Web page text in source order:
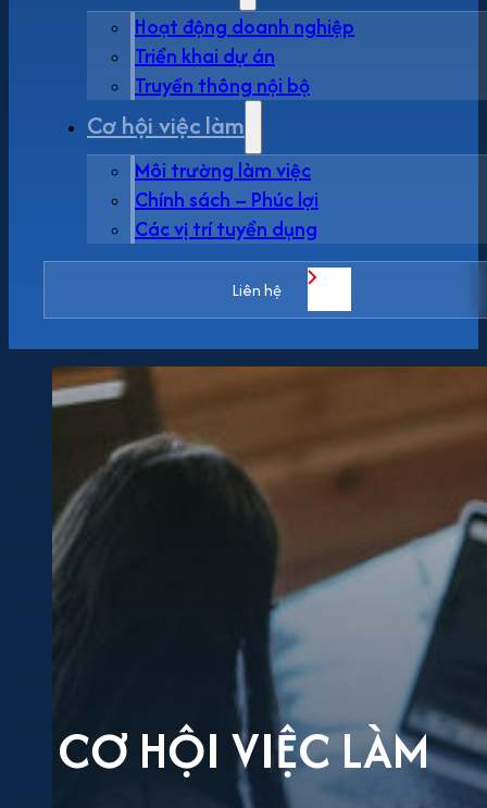
Hoạt động doanh nghiệp
Triển khai dự án
Truyền thông nội bộ
Cơ hội việc làm
Môi trường làm việc
Chính sách – Phúc lợi
Các vị trí tuyển dụng
Liên hệ
CƠ HỘI VIỆC LÀM